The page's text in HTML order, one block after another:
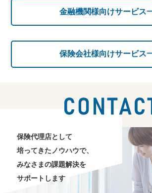
金融機関様向けサービス
保険会社様向けサービス
保険代理店として
培ってきたノウハウで、
みなさまの課題解決を
サポートします